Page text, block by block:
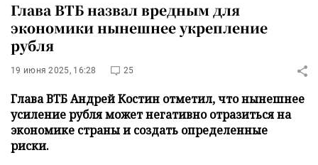
Глава ВТБ назвал вредным для
экономики нынешнее укрепление
рубля
19 июня 2025, 16:28 25
Глава ВТБ Андрей Костин отметил, что нынешнее
усиление рубля может негативно отразиться на
экономике страны и создать определенные
риски.